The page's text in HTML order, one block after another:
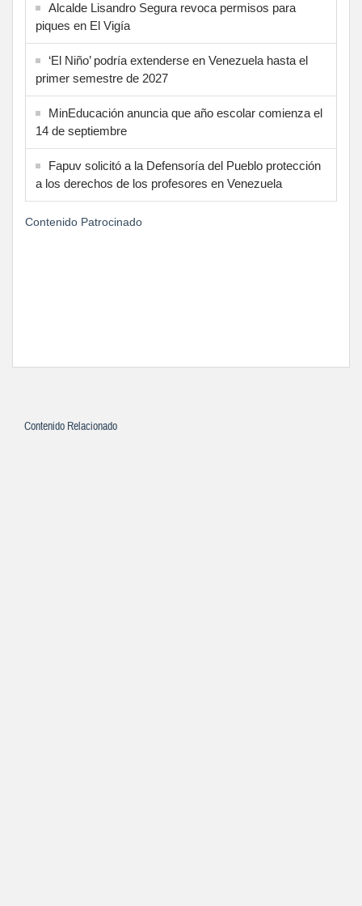
Alcalde Lisandro Segura revoca permisos para
piques en El Vigía
‘El Niño’ podría extenderse en Venezuela hasta el
primer semestre de 2027
MinEducación anuncia que año escolar comienza el
14 de septiembre
Fapuv solicitó a la Defensoría del Pueblo protección
a los derechos de los profesores en Venezuela
Contenido Patrocinado
Contenido Relacionado